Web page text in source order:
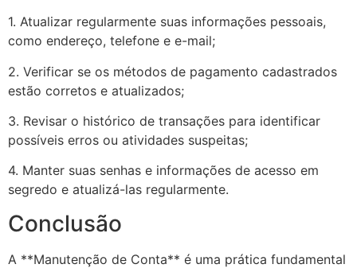
1. Atualizar regularmente suas informações pessoais,
como endereço, telefone e e-mail;
2. Verificar se os métodos de pagamento cadastrados
estão corretos e atualizados;
3. Revisar o histórico de transações para identificar
possíveis erros ou atividades suspeitas;
4. Manter suas senhas e informações de acesso em
segredo e atualizá-las regularmente.
Conclusão
A **Manutenção de Conta** é uma prática fundamental